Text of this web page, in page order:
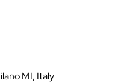
MI, Italy